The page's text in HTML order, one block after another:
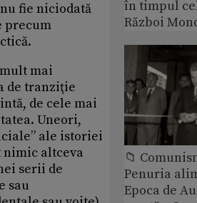
fie niciodată
precum
mai
de tranziţie
de cele mai
Uneori,
ale istoriei
altceva
serii de
sau
în timpul
Război
📁
Penuria
Epoca de